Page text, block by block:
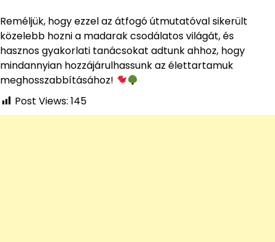
Reméljük, hogy ezzel az átfogó útmutatóval sikerült
közelebb hozni a madarak csodálatos világát, és
hasznos gyakorlati tanácsokat adtunk ahhoz, hogy
mindannyian hozzájárulhassunk az élettartamuk
meghosszabbításához!
Post Views: 145